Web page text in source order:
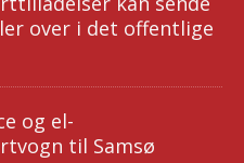
over i det offentlige
og el-
til Samsø